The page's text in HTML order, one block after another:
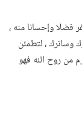
فضلا وإحسانا منه ،
وساترك ، لتطمئن
من روح الله فهو